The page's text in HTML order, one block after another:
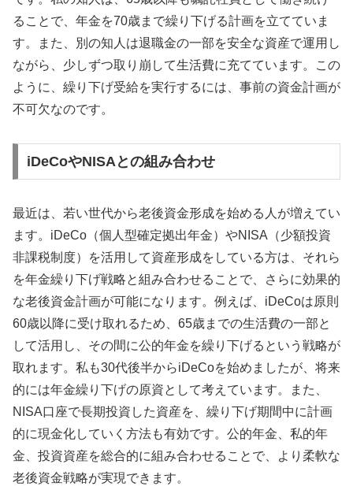
ることで、年金を70歳まで繰り下げる計画を立てていま
す。また、別の知人は退職金の一部を安全な資産で運用し
ながら、少しずつ取り崩して生活費に充てています。この
ように、繰り下げ受給を実行するには、事前の資金計画が
不可欠なのです。
iDeCoやNISAとの組み合わせ
最近は、若い世代から老後資金形成を始める人が増えてい
ます。iDeCo（個人型確定拠出年金）やNISA（少額投資
非課税制度）を活用して資産形成をしている方は、それら
を年金繰り下げ戦略と組み合わせることで、さらに効果的
な老後資金計画が可能になります。例えば、iDeCoは原則
60歳以降に受け取れるため、65歳までの生活費の一部と
して活用し、その間に公的年金を繰り下げるという戦略が
取れます。私も30代後半からiDeCoを始めましたが、将来
的には年金繰り下げの原資として考えています。また、
NISA口座で長期投資した資産を、繰り下げ期間中に計画
的に現金化していく方法も有効です。公的年金、私的年
金、投資資産を総合的に組み合わせることで、より柔軟な
老後資金戦略が実現できます。